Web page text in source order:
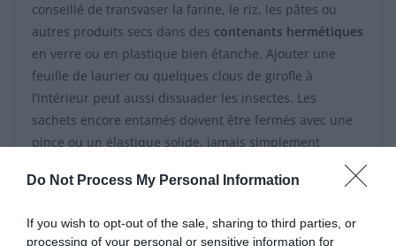
Do Not Process My Personal Information
If you wish to opt-out of the sale, sharing to third parties, or
processing of your personal or sensitive information for
conseillé de transvaser la farine, le riz, les pâtes ou
autres produits secs dans des contenants hermétiques
en verre ou en plastique bien étanche. Ajouter une
feuille de laurier ou quelques clous de girofle à
l’intérieur peut aussi dissuader les insectes. Les
sachets encore entamés doivent être fermés avec une
pince ou un élastique solide, jamais simplement
repliés. Des pièges à phéromones peuvent également
être placés près des étagères pour capturer les mâles